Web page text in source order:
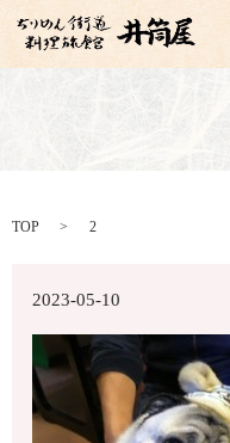
TOP 2
2023-05-10